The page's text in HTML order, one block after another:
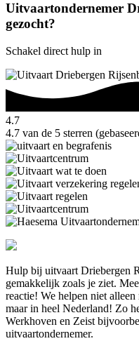
Uitvaartondernemer
gezocht?
Schakel direct hulp in
4.7
4.7 van de 5 sterren
Hulp bij uitvaart Driebergen
gemakkelijk zoals je ziet.
reactie! We helpen niet
maar in heel Nederland! Zo
Werkhoven en Zeist
uitvaartondernemer.